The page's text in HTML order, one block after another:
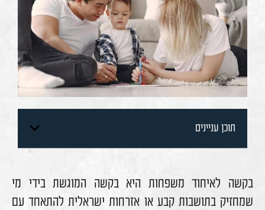
תוכן עניינים
בקשה לאיחוד משפחות היא בקשה המוגשת בידי מי
שמחזיק בתושבות קבע או אזרחות ישראלית להתאחד עם